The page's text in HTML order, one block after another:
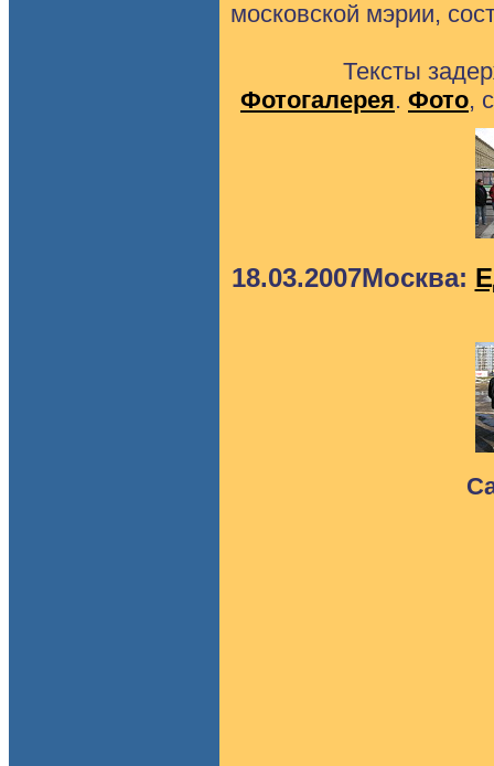
московской мэрии,
Тексты
Фотогалерея. Фото,
18.03.2007Москва: